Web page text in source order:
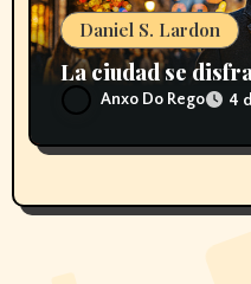
Daniel S. Lardon
La ciudad se
Anxo Do Rego 4